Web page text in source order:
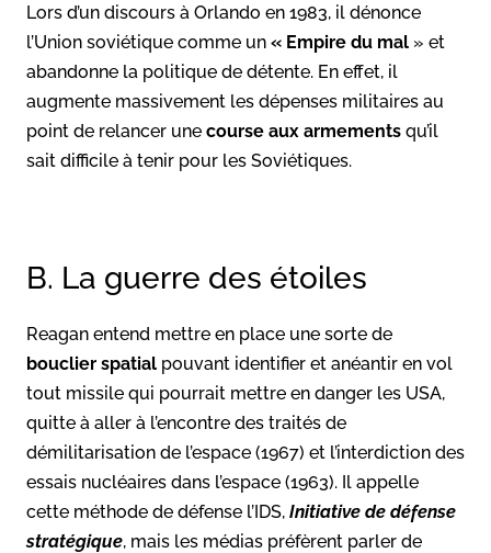
Lors d’un discours à Orlando en 1983, il dénonce
l’Union soviétique comme un « Empire du mal » et
abandonne la politique de détente. En effet, il
augmente massivement les dépenses militaires au
point de relancer une course aux armements qu’il
sait difficile à tenir pour les Soviétiques.
B. La guerre des étoiles
Reagan entend mettre en place une sorte de
bouclier spatial pouvant identifier et anéantir en vol
tout missile qui pourrait mettre en danger les USA,
quitte à aller à l’encontre des traités de
démilitarisation de l’espace (1967) et l’interdiction des
essais nucléaires dans l’espace (1963). Il appelle
cette méthode de défense l’IDS, Initiative de défense
stratégique, mais les médias préfèrent parler de